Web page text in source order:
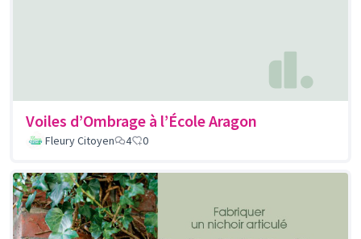
Voiles d’Ombrage à l’École Aragon
Fleury Citoyen 4 0